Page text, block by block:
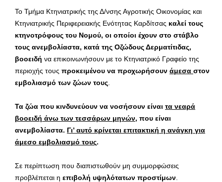
Το Τμήμα Κτηνιατρικής της Δ/νσης Αγροτικής Οικονομίας και
Κτηνιατρικής Περιφερειακής Ενότητας Καρδίτσας καλεί τους
κτηνοτρόφους του Νομού, οι οποίοι έχουν στο στάβλο
τους ανεμβολίαστα, κατά της Οζώδους Δερματίτιδας,
βοοειδή να επικοινωνήσουν με το Κτηνιατρικό Γραφείο της
περιοχής τους προκειμένου να προχωρήσουν άμεσα στον
εμβολιασμό των ζώων τους
Τα ζώα που κινδυνεύουν να νοσήσουν είναι τα νεαρά
βοοειδή άνω των τεσσάρων μηνών, που είναι
ανεμβολίαστα. Γι’ αυτό κρίνεται επιτακτική η ανάγκη για
άμεσο εμβολιασμό τους.
Σε περίπτωση που διαπιστωθούν μη συμμορφώσεις
προβλέπεται η επιβολή υψηλότατων προστίμων